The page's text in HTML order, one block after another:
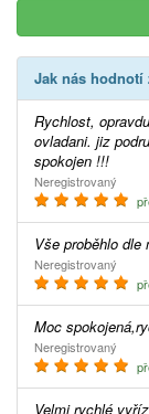
Jak nás
Rychlost, opravdu dekuji za rychlost v doruceni dalkoveho
ovladani. jiz
spokojen !!!
Neregistrovaný
Vše proběhlo
Neregistrovaný
Moc
Neregistrovaný
Velmi rychlé vyřízení objednávky a dodání zboží. pečlivě